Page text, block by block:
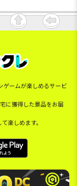
ゲームが楽しめるサービ
に獲得した景品をお届
楽しめます。